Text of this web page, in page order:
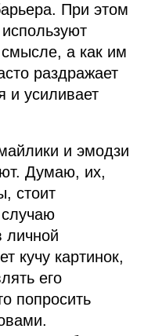
При этом
а как им
раздражает
и усиливает
и эмодзи
Думаю, их,
стоит
случаю
личной
кучу картинок,
его
попросить